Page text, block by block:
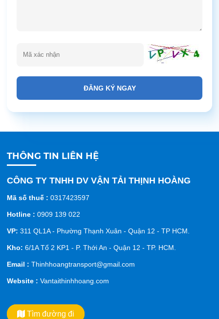
ĐĂNG KÝ NGAY
THÔNG TIN LIÊN HỆ
CÔNG TY TNHH DV VẬN TẢI THỊNH HOÀNG
Mã số thuế :0317423597
Hotline : 0909 139 022
VP: 311 QL1A - Phường Thạnh Xuân - Quận 12 - TP HCM.
Kho: 6/1A Tổ 2 KP1 - P. Thới An - Quận 12 - TP. HCM.
Email : Thinhhoangtransport@gmail.com
Website : Vantaithinhhoang.com
Tìm đường đi